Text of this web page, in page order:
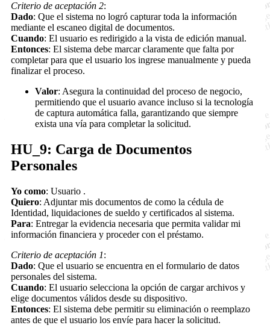
Criterio de aceptación 2:
Dado: Que el sistema no logró capturar toda la información
mediante el escaneo digital de documentos.
Cuando: El usuario es redirigido a la vista de edición manual.
Entonces: El sistema debe marcar claramente que falta por
completar para que el usuario los ingrese manualmente y pueda
finalizar el proceso.
Valor: Asegura la continuidad del proceso de negocio,
permitiendo que el usuario avance incluso si la tecnología
de captura automática falla, garantizando que siempre
exista una vía para completar la solicitud.
HU_9: Carga de Documentos
Personales
Yo como: Usuario .
Quiero: Adjuntar mis documentos de como la cédula de
Identidad, liquidaciones de sueldo y certificados al sistema.
Para: Entregar la evidencia necesaria que permita validar mi
información financiera y proceder con el préstamo.
Criterio de aceptación 1:
Dado: Que el usuario se encuentra en el formulario de datos
personales del sistema.
Cuando: El usuario selecciona la opción de cargar archivos y
elige documentos válidos desde su dispositivo.
Entonces: El sistema debe permitir su eliminación o reemplazo
antes de que el usuario los envíe para hacer la solicitud.